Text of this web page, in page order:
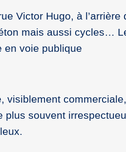
Victor Hugo, à l’arrière
mais aussi cycles…
en voie publique
visiblement
souvent